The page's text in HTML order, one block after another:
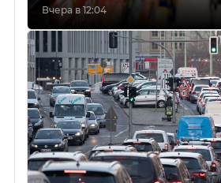
Вчера в 12:04